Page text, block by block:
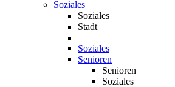
Soziales
Soziales
Stadt
Soziales
Senioren
Senioren
Soziales